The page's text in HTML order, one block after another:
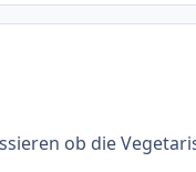
ob die